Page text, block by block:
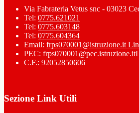
Via Fabrateria Vetus snc - 03023
Tel: 0775.621021
Tel: 0775.603148
Tel: 0775.604364
Email: frps070001@istruzione.it
PEC: frps070001@pec.istruzione.it
C.F.: 92052850606
Sezione Link Utili